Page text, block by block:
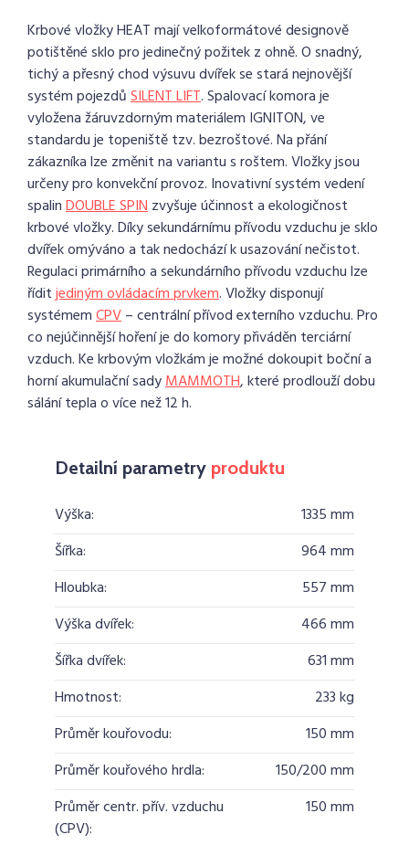
Krbové vložky HEAT mají velkoformátové designově
potištěné sklo pro jedinečný požitek z ohně. O snadný,
tichý a přesný chod výsuvu dvířek se stará nejnovější
systém pojezdůSILENT LIFT. Spalovací komora je
vyložena žáruvzdorným materiálem IGNITON, ve
standardu je topeniště tzv. bezroštové. Na přání
zákazníka lze změnit na variantu s roštem. Vložky jsou
určeny pro konvekční provoz. Inovativní systém vedení
spalinDOUBLE SPINzvyšuje účinnost a ekologičnost
krbové vložky. Díky sekundárnímu přívodu vzduchu je sklo
dvířek omýváno a tak nedochází k usazování nečistot.
Regulaci primárního a sekundárního přívodu vzduchu lze
říditjediným ovládacím prvkem. Vložky disponují
systémemCPV– centrální přívod externího vzduchu. Pro
co nejúčinnější hoření je do komory přiváděn terciární
vzduch. Ke krbovým vložkám je možné dokoupit boční a
horní akumulační sadyMAMMOTH, které prodlouží dobu
sálání tepla o více než 12 h.
Detailní parametry produktu
Výška:
1335 mm
Šířka:
964 mm
Hloubka:
557 mm
Výška dvířek:
466 mm
Šířka dvířek:
631 mm
Hmotnost:
233 kg
Průměr kouřovodu:
150 mm
Průměr kouřového hrdla:
150/200 mm
Průměr centr. přív. vzduchu
(CPV):
150 mm